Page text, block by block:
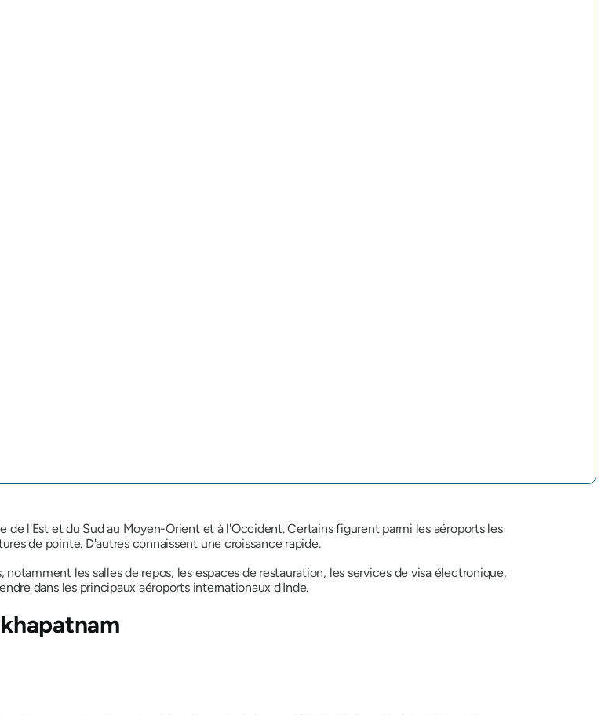
l'Est et du Sud au Moyen-Orient et à l'Occident. Certains figurent parmi les aéroports les
de pointe. D'autres connaissent une croissance rapide.
les salles de repos, les espaces de restauration, les services de visa électronique,
dans les principaux aéroports internationaux d'Inde.